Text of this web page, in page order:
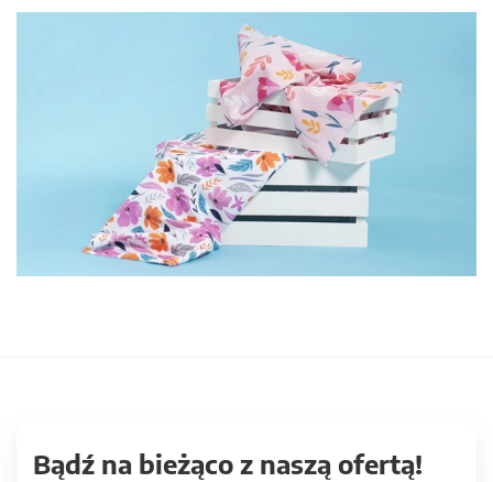
Bądź na bieżąco z naszą ofertą!